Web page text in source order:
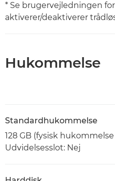
* Se brugervejledningen
aktiverer/deaktiverer
Hukommelse
Standardhukommelse
128 GB (fysisk hukommelse
Udvidelsesslot: Nej